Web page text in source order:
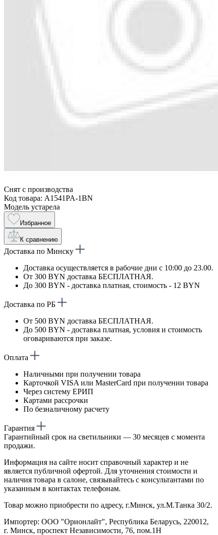
Снят с производства
Код товара: A1541PA-1BN
Модель устарела
Избранное
К сравнению
Доставка по Минску
Доставка осуществляется в рабочие дни с 10:00 до 23.00.
От 300 BYN доставка БЕСПЛАТНАЯ.
До 300 BYN - доставка платная, стоимость - 12 BYN
Доставка по РБ
От 500 BYN доставка БЕСПЛАТНАЯ.
До 500 BYN - доставка платная, условия и стоимость
оговариваются при заказе.
Оплата
Наличными при получении товара
Карточкой VISA или MasterCard при получении товара
Через систему ЕРИП
Картами рассрочки
По безналичному расчету
Гарантия
Гарантийный срок на светильники — 30 месяцев с момента
продажи.
Информация на сайте носит справочный характер и не
является публичной офертой. Для уточнения стоимости и
наличия товара в салоне, связывайтесь с консультантами по
указанным в контактах телефонам.
Товар можно приобрести по адресу, г.Минск, ул.М.Танка 30/2.
Импортер: ООО "Орионлайт", Республика Беларусь, 220012,
г. Минск, проспект Независимости, 76, пом.1Н